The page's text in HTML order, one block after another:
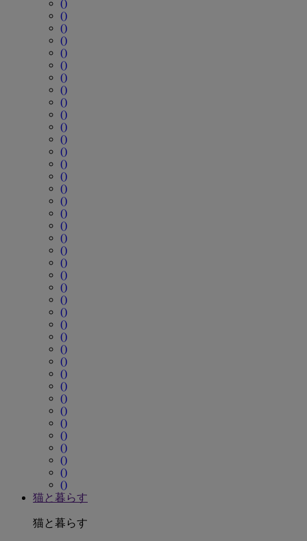
()
()
()
()
()
()
()
()
()
()
()
()
()
()
()
()
()
()
()
()
()
()
()
()
()
()
()
()
()
()
()
()
()
()
()
()
()
()
()
()
猫と暮らす
猫と暮らす